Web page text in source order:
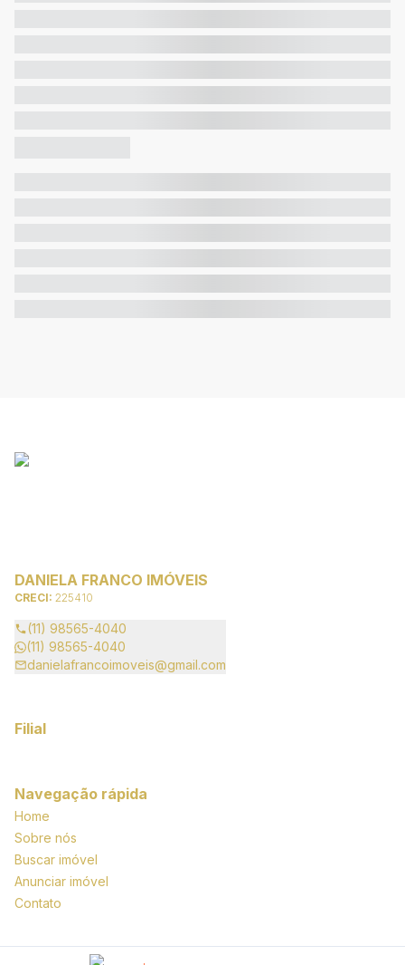
DANIELA FRANCO IMÓVEIS
CRECI: 225410
(11) 98565-4040
(11) 98565-4040
danielafrancoimoveis@gmail.com
Filial
Navegação rápida
Home
Sobre nós
Buscar imóvel
Anunciar imóvel
Contato